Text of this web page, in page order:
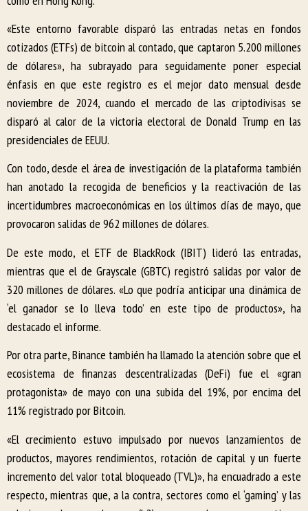
«Este entorno favorable disparó las entradas netas en fondos
cotizados (ETFs) de bitcoin al contado, que captaron 5.200 millones
de dólares», ha subrayado para seguidamente poner especial
énfasis en que este registro es el mejor dato mensual desde
noviembre de 2024, cuando el mercado de las criptodivisas se
disparó al calor de la victoria electoral de Donald Trump en las
presidenciales de EEUU.
Con todo, desde el área de investigación de la plataforma también
han anotado la recogida de beneficios y la reactivación de las
incertidumbres macroeconómicas en los últimos días de mayo, que
provocaron salidas de 962 millones de dólares.
De este modo, el ETF de BlackRock (IBIT) lideró las entradas,
mientras que el de Grayscale (GBTC) registró salidas por valor de
320 millones de dólares. «Lo que podría anticipar una dinámica de
‘el ganador se lo lleva todo’ en este tipo de productos», ha
destacado el informe.
Por otra parte, Binance también ha llamado la atención sobre que el
ecosistema de finanzas descentralizadas (DeFi) fue el «gran
protagonista» de mayo con una subida del 19%, por encima del
11% registrado por Bitcoin.
«El crecimiento estuvo impulsado por nuevos lanzamientos de
productos, mayores rendimientos, rotación de capital y un fuerte
incremento del valor total bloqueado (TVL)», ha encuadrado a este
respecto, mientras que, a la contra, sectores como el ‘gaming’ y las